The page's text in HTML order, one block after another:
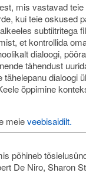
mis vastavad
kui teie oskused
et kontrollida
dialoogi,
tähendust
õppimine
meieveebisaidilt.
põhineb
De Niro, Sharon